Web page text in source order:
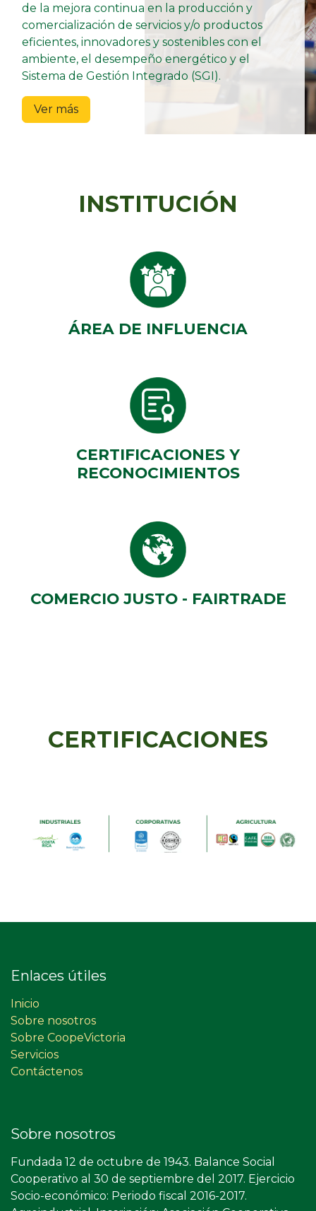
de la mejora continua en la producción y
comercialización de servicios y/o productos
eficientes, innovadores y sostenibles con el
ambiente, el desempeño energético y el
Sistema de Gestión Integrado (SGI).
Ver más
INSTITUCIÓN
ÁREA DE INFLUENCIA
CERTIFICACIONES Y
RECONOCIMIENTOS
COMERCIO JUSTO - FAIRTRADE
CERTIFICACIONES
Enlaces útiles
Inicio
Sobre nosotros
Sobre CoopeVictoria
Servicios
Contáctenos
Sobre nosotros
Fundada 12 de octubre de 1943. Balance Social
Cooperativo al 30 de septiembre del 2017. Ejercicio
Socio-económico: Periodo fiscal 2016-2017.